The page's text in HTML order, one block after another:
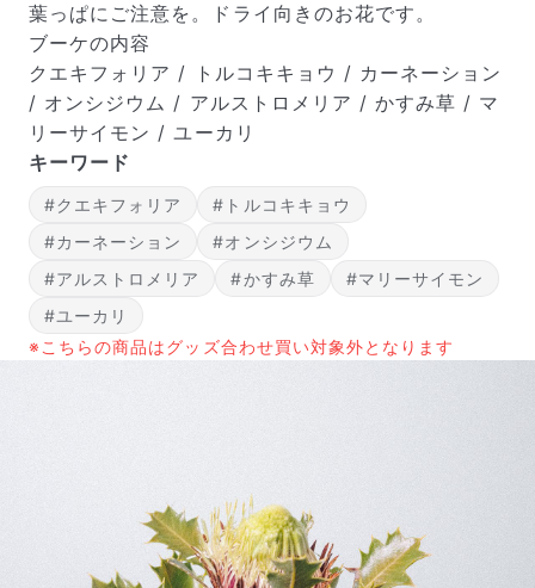
届いたお花に元気がなかったら？
葉っぱにご注意を。ドライ向きのお花です。
ブーケの内容
クエキフォリア / トルコキキョウ / カーネーション
/ オンシジウム / アルストロメリア / かすみ草 / マ
リーサイモン / ユーカリ
キーワード
#クエキフォリア
#トルコキキョウ
#カーネーション
#オンシジウム
#アルストロメリア
#かすみ草
#マリーサイモン
#ユーカリ
※こちらの商品はグッズ合わせ買い対象外となります